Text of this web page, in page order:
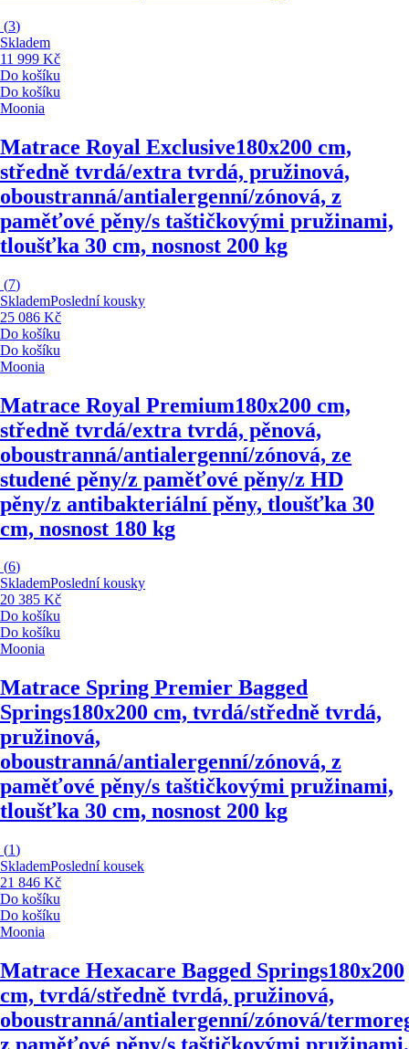
(3)
Skladem
11 999 Kč
Do košíku
Do košíku
Moonia
Matrace Royal Exclusive180x200 cm,
středně tvrdá/extra tvrdá, pružinová,
oboustranná/antialergenní/zónová, z
paměťové pěny/s taštičkovými pružinami,
tloušťka 30 cm, nosnost 200 kg
(7)
SklademPoslední kousky
25 086 Kč
Do košíku
Do košíku
Moonia
Matrace Royal Premium180x200 cm,
středně tvrdá/extra tvrdá, pěnová,
oboustranná/antialergenní/zónová, ze
studené pěny/z paměťové pěny/z HD
pěny/z antibakteriální pěny, tloušťka 30
cm, nosnost 180 kg
(6)
SklademPoslední kousky
20 385 Kč
Do košíku
Do košíku
Moonia
Matrace Spring Premier Bagged
Springs180x200 cm, tvrdá/středně tvrdá,
pružinová,
oboustranná/antialergenní/zónová, z
paměťové pěny/s taštičkovými pružinami,
tloušťka 30 cm, nosnost 200 kg
(1)
SklademPoslední kousek
21 846 Kč
Do košíku
Do košíku
Moonia
Matrace Hexacare Bagged Springs180x200
cm, tvrdá/středně tvrdá, pružinová,
oboustranná/antialergenní/zónová/